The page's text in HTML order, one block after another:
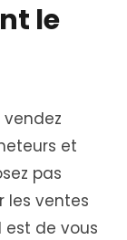
le
et
pas
les ventes
est de vous